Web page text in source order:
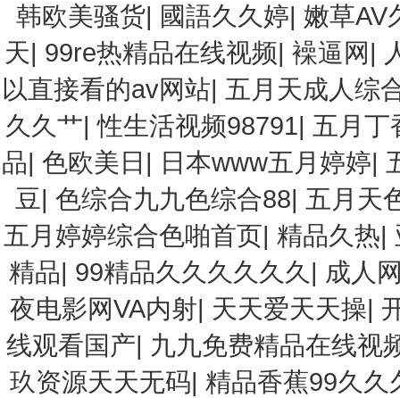
韩欧美骚货| 國語久久婷| 嫩草AV
天| 99re热精品在线视频|襙逼网|
以直接看的av网站| 五月天成人综
久久艹|性生活视频98791| 五月丁
品|色欧美日 | 日本www五月婷婷|
豆|色综合九九色综合88| 五月天
五月婷婷综合色啪首页|精品久热|
精品| 99精品久久久久久久 | 成人
夜电影网VA内射| 天天爱天天操|
线观看国产| 九九免费精品在线视
玖资源天天无码| 精品香蕉99久